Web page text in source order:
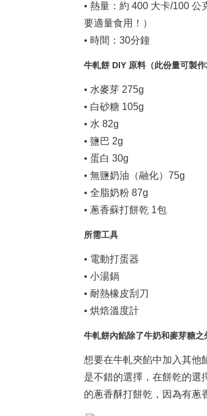
• 熱量：約 400 大卡/100
要適量食用！）
• 時間：30分鐘
牛軋餅 DIY 原料（此份量可製作
• 水麥芽 275g
• 白砂糖 105g
• 水 82g
• 鹽巴 2g
• 蛋白 30g
• 無鹽奶油（融化）75g
• 全脂奶粉 87g
• 蔥香蘇打餅乾 1包
所需工具
• 電動打蛋器
• 小湯鍋
• 耐熱橡皮刮刀
• 烘焙溫度計
牛軋餅內餡除了牛奶和麥芽糖之
想要在牛軋夾餡中加入其他
是不錯的選擇，在餅乾的選
的蔥香酥打餅乾，因為有蔥